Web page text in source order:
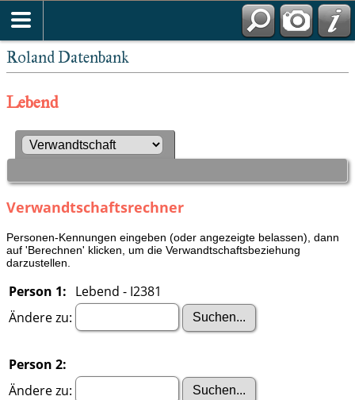
Roland Datenbank
Lebend
Verwandtschaftsrechner
Personen-Kennungen eingeben (oder angezeigte belassen), dann
auf 'Berechnen' klicken, um die Verwandtschaftsbeziehung
darzustellen.
Person 1: Lebend - I2381
Ändere zu:
Person 2:
Ändere zu: